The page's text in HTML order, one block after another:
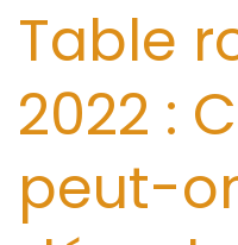
Table
2022 :
peut-